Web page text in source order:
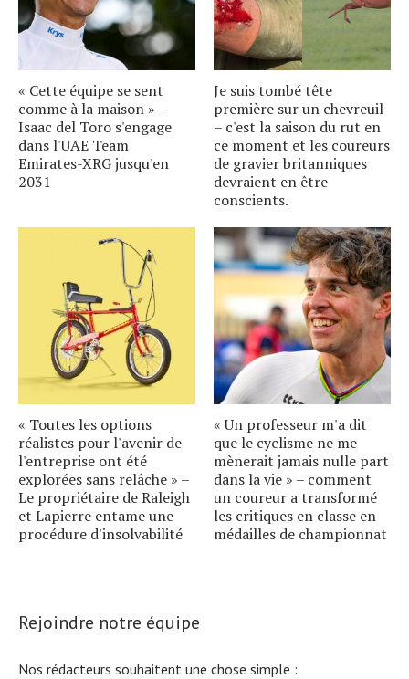
« Cette équipe se sent
comme à la maison » –
Isaac del Toro s'engage
dans l'UAE Team
Emirates-XRG jusqu'en
2031
Je suis tombé tête
première sur un chevreuil
– c'est la saison du rut en
ce moment et les coureurs
de gravier britanniques
devraient en être
conscients.
« Toutes les options
réalistes pour l'avenir de
l'entreprise ont été
explorées sans relâche » –
Le propriétaire de Raleigh
et Lapierre entame une
procédure d'insolvabilité
« Un professeur m'a dit
que le cyclisme ne me
mènerait jamais nulle part
dans la vie » – comment
un coureur a transformé
les critiques en classe en
médailles de championnat
Rejoindre notre équipe
Nos rédacteurs souhaitent une chose simple :